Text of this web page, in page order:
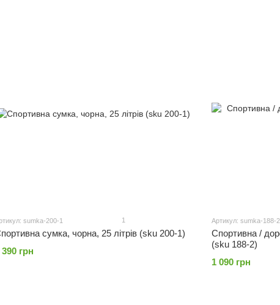
sumka-200-1 1
сумка, чорна, 25 літрів (sku 200-1)
390 грн
Артикул: sumka-188-2
Спортивна /
(sku 188-2)
1 090 грн